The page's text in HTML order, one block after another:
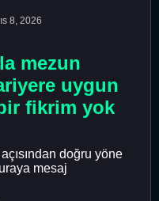
8, 2026
mezun
uygun
fikrim yok
doğru yöne
mesaj